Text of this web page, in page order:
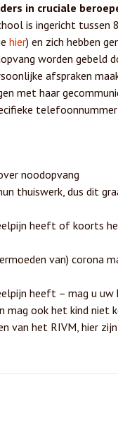
in cruciale
is ingericht tussen
hier) en zich hebben
worden gebeld
afspraken
met haar
noodopvang
thuiswerk, dus dit
heeft of koorts
van) corona
heeft – mag u
mag ook het kind niet
van het RIVM, hier